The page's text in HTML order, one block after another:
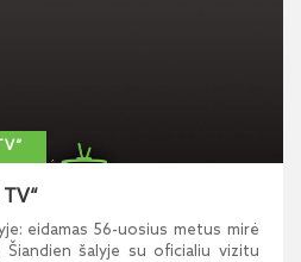
eidamas 56-uosius metus mirė
Šiandien šalyje su oficialiu vizitu